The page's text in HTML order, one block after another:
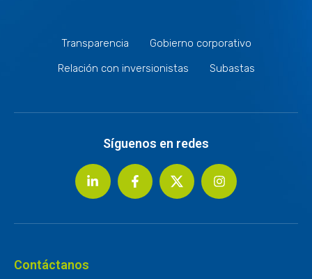
Transparencia
Gobierno corporativo
Relación con inversionistas
Subastas
Síguenos en redes
Contáctanos